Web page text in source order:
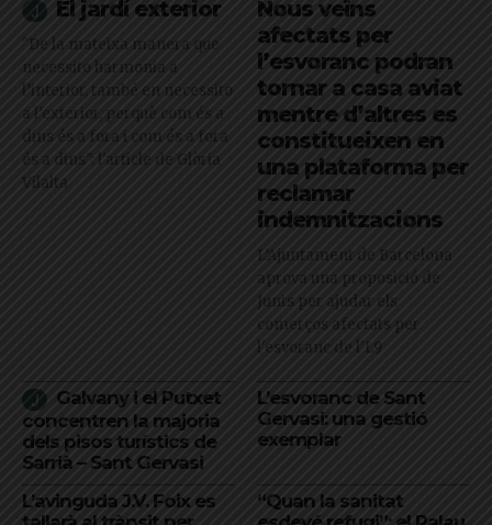
El jardí exterior
"De la mateixa manera que
necessito harmonia a
l’interior, també en necessito
a l’exterior, perquè com és a
dins és a fora i com és a fora
és a dins": l'article de Glòria
Vilalta
Nous veïns
afectats per
l’esvoranc podran
tornar a casa aviat
mentre d’altres es
constitueixen en
una plataforma per
reclamar
indemnitzacions
L’Ajuntament de Barcelona
aprova una proposició de
Junts per ajudar els
comerços afectats per
l'esvoranc de l'L9
Galvany i el Putxet
concentren la majoria
dels pisos turístics de
Sarrià – Sant Gervasi
L’esvoranc de Sant
Gervasi: una gestió
exemplar
L’avinguda J.V. Foix es
“Quan la sanitat